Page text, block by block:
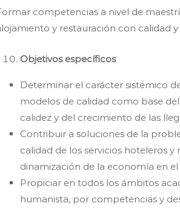
competencias a nivel de
y restauración con calidad
Objetivos específicos
Determinar el carácter sistémico
modelos de calidad como base
calidez y del crecimiento de las
Contribuir a soluciones de la
calidad de los servicios hoteleros
dinamización de la economía en
Propiciar en todos los ámbitos
humanista, por competencias y